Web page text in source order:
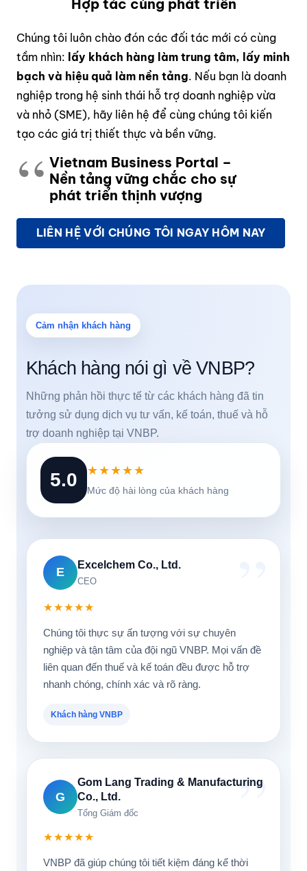
Hợp tác cùng phát triển
Chúng tôi luôn chào đón các đối tác mới có cùng
tầm nhìn: lấy khách hàng làm trung tâm, lấy minh
bạch và hiệu quả làm nền tảng. Nếu bạn là doanh
nghiệp trong hệ sinh thái hỗ trợ doanh nghiệp vừa
và nhỏ (SME), hãy liên hệ để cùng chúng tôi kiến
tạo các giá trị thiết thực và bền vững.
Vietnam Business Portal –
Nền tảng vững chắc cho sự
phát triển thịnh vượng
LIÊN HỆ VỚI CHÚNG TÔI NGAY HÔM NAY
Cảm nhận khách hàng
Khách hàng nói gì về VNBP?
Những phản hồi thực tế từ các khách hàng đã tin
tưởng sử dụng dịch vụ tư vấn, kế toán, thuế và hỗ
trợ doanh nghiệp tại VNBP.
5.0 ★★★★★
Mức độ hài lòng của khách hàng
E
Excelchem Co., Ltd.
CEO
★★★★★
Chúng tôi thực sự ấn tượng với sự chuyên
nghiệp và tận tâm của đội ngũ VNBP. Mọi vấn đề
liên quan đến thuế và kế toán đều được hỗ trợ
nhanh chóng, chính xác và rõ ràng.
Khách hàng VNBP
G
Gom Lang Trading & Manufacturing
Co., Ltd.
Tổng Giám đốc
★★★★★
VNBP đã giúp chúng tôi tiết kiệm đáng kể thời